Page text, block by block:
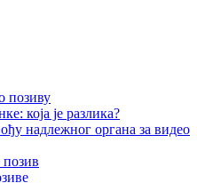
позиву
која је разлика?
надлежног органа за видео
позив